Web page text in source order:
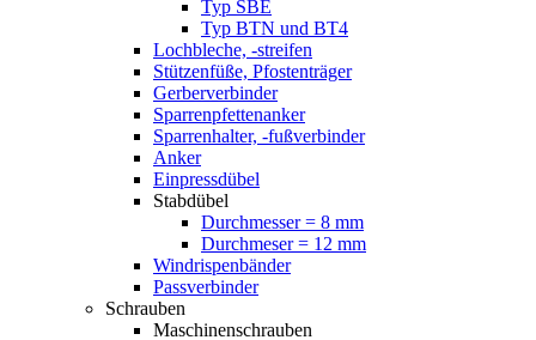
Typ SBE
Typ BTN und BT4
Lochbleche, -streifen
Stützenfüße, Pfostenträger
Gerberverbinder
Sparrenpfettenanker
Sparrenhalter, -fußverbinder
Anker
Einpressdübel
Stabdübel
Durchmesser = 8 mm
Durchmeser = 12 mm
Windrispenbänder
Passverbinder
Schrauben
Maschinenschrauben